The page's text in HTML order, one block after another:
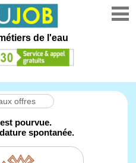
de l'eau
offres
pourvue.
spontanée.